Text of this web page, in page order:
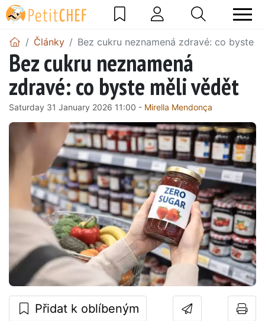
Články Bez cukru neznamená zdravé: co byste
Bez cukru neznamená
zdravé: co byste měli vědět
Saturday 31 January 2026 11:00 - Mirella Mendonça
Přidat k oblíbeným